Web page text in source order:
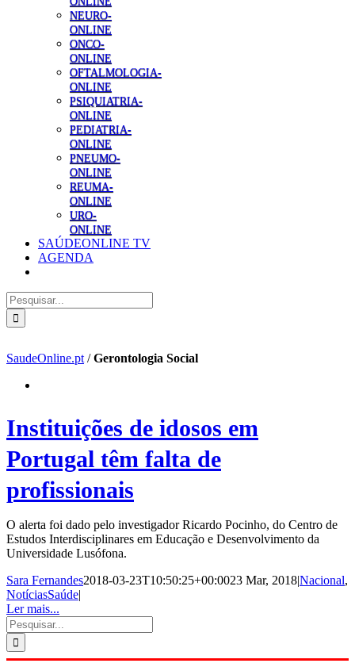
NEURO-
ONLINE
ONCO-
ONLINE
OFTALMOLOGIA-
ONLINE
PSIQUIATRIA-
ONLINE
PEDIATRIA-
ONLINE
PNEUMO-
ONLINE
REUMA-
ONLINE
URO-
ONLINE
SAÚDEONLINE TV
AGENDA
Pesquisar
SaudeOnline.pt /Gerontologia Social
Instituições de idosos em
Portugal têm falta de
profissionais
O alerta foi dado pelo investigador Ricardo Pocinho, do Centro de
Estudos Interdisciplinares em Educação e Desenvolvimento da
Universidade Lusófona.
Sara Fernandes2018-03-23T10:50:25+00:0023 Mar, 2018|Nacional,
NotíciasSaúde|
Ler mais...
Pesquisar